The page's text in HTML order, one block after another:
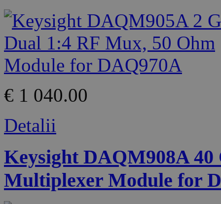
€ 1 040.00
Detalii
Keysight DAQM908A 40
Multiplexer Module for